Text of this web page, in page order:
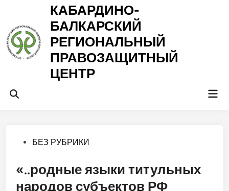
содержимому
КАБАРДИНО-
БАЛКАРСКИЙ
РЕГИОНАЛЬНЫЙ
ПРАВОЗАЩИТНЫЙ
ЦЕНТР
Открыть
Опубликовано
БЕЗ РУБРИКИ
«..родные языки титульных
народов субъектов РФ